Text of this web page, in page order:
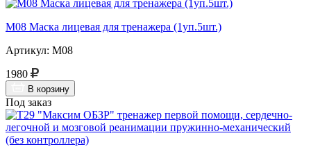
М08 Маска лицевая для тренажера (1уп.5шт.)
Артикул: М08
1980
В корзину
Под заказ